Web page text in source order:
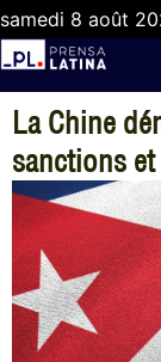
samedi 8 août
La Chine
sanctions